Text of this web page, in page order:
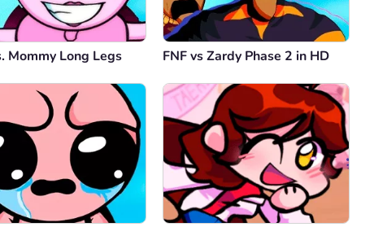
Mommy Long Legs FNF vs Zardy Phase 2 in HD